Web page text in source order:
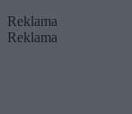
Reklama
Reklama